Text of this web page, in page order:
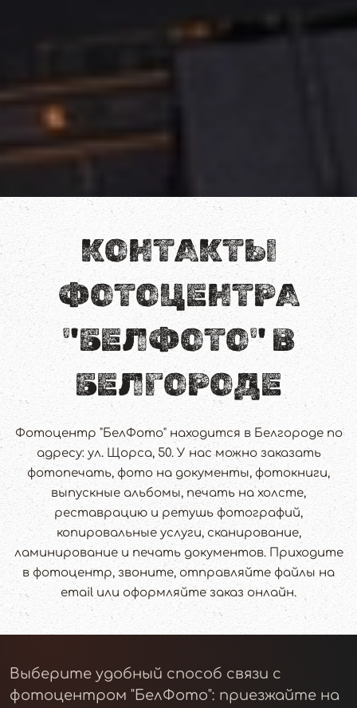
КОНТАКТЫ
ФОТОЦЕНТРА
"БЕЛФОТО" В
БЕЛГОРОДЕ
Фотоцентр "БелФото" находится в Белгороде по
адресу: ул. Щорса, 50. У нас можно заказать
фотопечать, фото на документы, фотокниги,
выпускные альбомы, печать на холсте,
реставрацию и ретушь фотографий,
копировальные услуги, сканирование,
ламинирование и печать документов. Приходите
в фотоцентр, звоните, отправляйте файлы на
email или оформляйте заказ онлайн.
Выберите удобный способ связи с
фотоцентром "БелФото": приезжайте на